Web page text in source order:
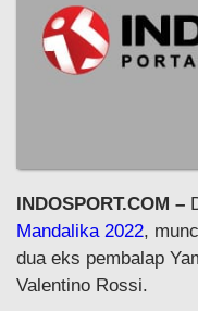
INDOSPORT.COM –
Mandalika 2022,
dua eks pembalap
Valentino Rossi.